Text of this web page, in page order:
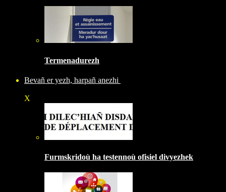
Termenadurezh
Bevañ er yezh, harpañ anezhi
X
Furmskridoù ha testennoù ofisiel divyezhek